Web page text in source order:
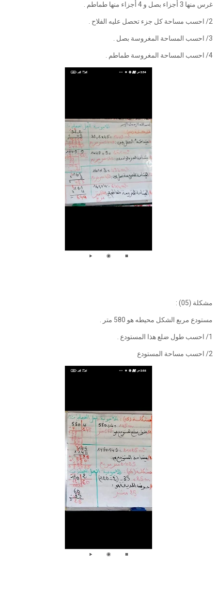
غرس منها 3 أجزاء بصل و 4 أجزاء منها طماطم .
2/ احسب مساحة كل جزء تحصل عليه الفلاح .
3/ احسب المساحة المغروسة بصل .
4/ احسب المساحة المغروسة طماطم .
مشكلة (05) :
مستودع مربع الشكل محيطه هو 580 متر .
1/ احسب طول ضلع هذا المستودع .
2/ احسب مساحة المستودع